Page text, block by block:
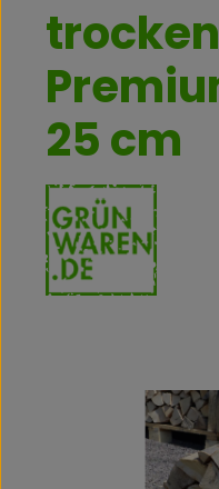
trocken
25 cm